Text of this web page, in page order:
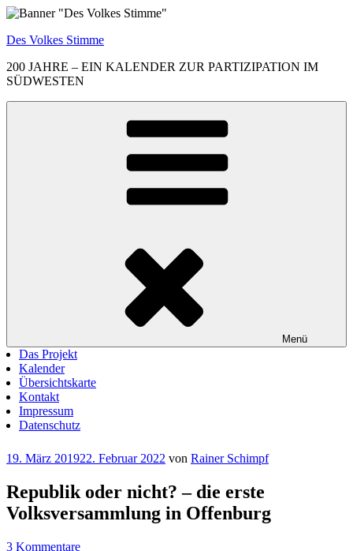
Zum
springen
Des Volkes Stimme
200 JAHRE – EIN KALENDER ZUR PARTIZIPATION IM
SÜDWESTEN
Menü
Das Projekt
Kalender
Übersichtskarte
Kontakt
Impressum
Datenschutz
Veröffentlicht
19. März 201922. Februar 2022 von Rainer Schimpf
Republik oder nicht? – die erste
Volksversammlung in Offenburg
3 Kommentare